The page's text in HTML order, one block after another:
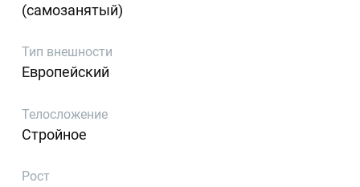
(самозанятый)
Тип внешности
Европейский
Телосложение
Стройное
Рост